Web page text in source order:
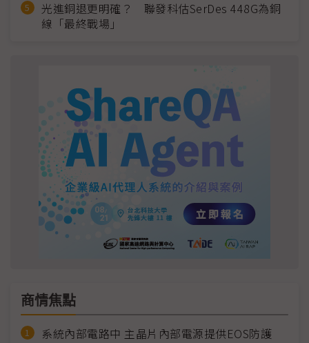
光進銅退更明確？ 聯發科估SerDes 448G為銅
線「最終戰場」
商情焦點
系統內部電路中 主晶片內部電源提供EOS防護